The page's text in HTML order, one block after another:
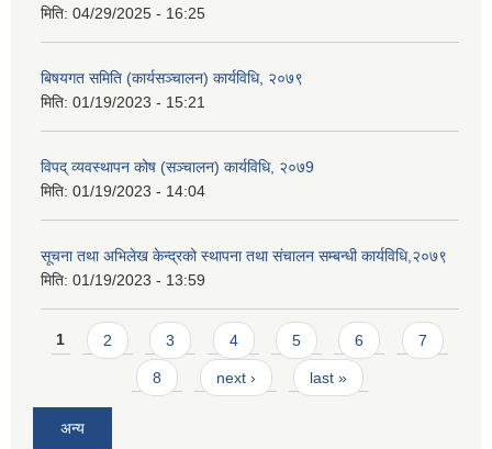
मिति: 04/29/2025 - 16:25
बिषयगत समिति (कार्यसञ्चालन) कार्यविधि, २०७९
मिति: 01/19/2023 - 15:21
विपद् व्यवस्थापन कोष (सञ्चालन) कार्यविधि, २०७9
मिति: 01/19/2023 - 14:04
सूचना तथा अभिलेख केन्द्रको स्थापना तथा संचालन सम्बन्धी कार्यविधि,२०७९
मिति: 01/19/2023 - 13:59
Pages
1 2 3 4 5 6 7
8 next › last »
अन्य